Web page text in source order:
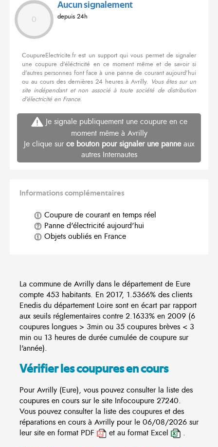
0
Aucun signalement
depuis 24h
CoupureElectricite.fr est un support qui vous permet de signaler
une coupure d'éléctricité en ce moment même et de savoir si
d'autres personnes font face à une panne de courant aujourd'hui
ou au cours des dernières 24 heures à Avrilly. Vous êtes sur un
site indépendant et non associé à toute société de distribution
d'électricité en France.
Je signale publiquement une coupure en ce
moment même à Avrilly
Je clique sur ce bouton pour signaler une panneaux
autres Internautes
Informations complémentaires
Coupure de courant en temps réel
Panne d'électricité aujourd'hui
Objets oubliés en France
La commune de Avrilly dans le département de Eure
compte 453 habitants. En 2017, 1.5366% des clients
Enedis du département Loire sont en écart par rapport
aux seuils réglementaires contre 2.1633% en 2009 (6
coupures longues > 3min ou 35 coupures brèves < 3
min ou 13 heures de durée cumulée de coupure sur
l'année).
Vérifier les coupures en cours
Pour Avrilly (Eure), vous pouvez consulter la liste des
coupures en cours sur le site Infocoupure 27240.
Vous pouvez consulter la liste des coupures et des
réparations en cours à Avrilly pour le 06/08/2026 sur
leur site en format PDF
et au format Excel .